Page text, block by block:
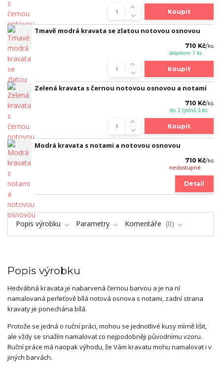
Koupit
Tmavě modrá kravata se zlatou notovou osnovou
710 Kč/ks
skladem 1 ks
Koupit
Zelená kravata s černou notovou osnovou a notami
710 Kč/ks
do 2 týdnů 3 ks
Koupit
Modrá kravata s notami a notovou osnovou
710 Kč/ks
nedostupné
Detail
Popis výrobku Parametry Komentáře 0
Popis výrobku
Hedvábná kravata je nabarvená černou barvou a je na ní
namalovaná perleťově bílá notová osnova s notami, zadní strana
kravaty je ponechána bílá.
Protože se jedná o ruční práci, mohou se jednotlivé kusy mírně lišit,
ale vždy se snažím namalovat co nejpodobněji původnímu vzoru.
Ruční práce má naopak výhodu, že Vám kravatu mohu namalovat i v
jiných barvách.